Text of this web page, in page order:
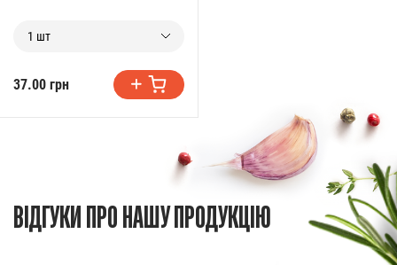
1 шт
37.00 грн
ВІДГУКИ ПРО НАШУ ПРОДУКЦІЮ